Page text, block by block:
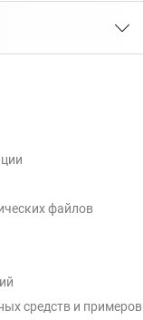
файлов
средств и примеров